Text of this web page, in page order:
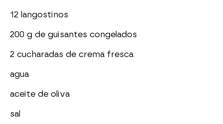
12 langostinos
200 g de guisantes congelados
2 cucharadas de crema fresca
agua
aceite de oliva
sal